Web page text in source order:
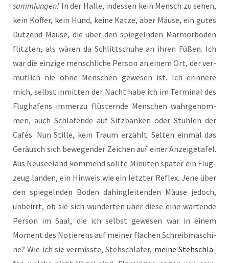
samm­lun­gen! In der Hal­le, indes­sen kein Mensch zu sehen,
kein Kof­fer, kein Hund, kei­ne Kat­ze, aber Mäu­se, ein gutes
Dut­zend Mäu­se, die über den spie­geln­den Mar­mor­bo­den
flitz­ten, als wären da Schlitt­schu­he an ihren Füßen. Ich
war die ein­zi­ge mensch­li­che Per­son an einem Ort, der ver­
mut­lich nie ohne Men­schen gewe­sen ist. Ich erin­ne­re
mich, selbst inmit­ten der Nacht habe ich im Ter­mi­nal des
Flug­ha­fens immer­zu flüs­tern­de Men­schen wahr­ge­nom­
men, auch Schla­fen­de auf Sitz­bän­ken oder Stüh­len der
Cafés. Nun Stil­le, kein Traum erzählt. Sel­ten ein­mal das
Geräusch sich bewe­gen­der Zei­chen auf einer Anzei­ge­ta­fel.
Aus Neu­see­land kom­mend soll­te Minu­ten spä­ter ein Flug­
zeug lan­den, ein Hin­weis wie ein letz­ter Reflex. Jene über
den spie­geln­den Boden dahin­glei­ten­den Mäu­se jedoch,
unbe­irrt, ob sie sich wun­der­ten über die­se eine war­ten­de
Per­son im Saal, die ich selbst gewe­sen war in einem
Moment des Notie­rens auf mei­ner fla­chen Schreib­ma­schi­
ne? Wie ich sie ver­miss­te, Steh­schlä­fer, mei­ne Steh­schlä­